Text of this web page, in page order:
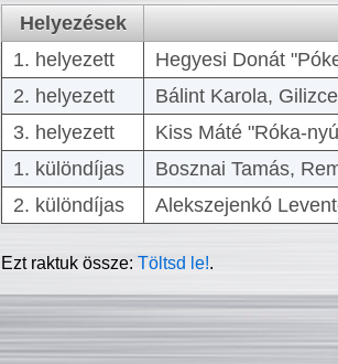
Helyezések
1. helyezett
Hegyesi Donát
2. helyezett
Bálint Karola,
3. helyezett
Kiss Máté "Róka-
1. különdíjas
Bosznai Tamás,
2. különdíjas
Alekszejenkó
Ezt raktuk össze:Töltsd le!.